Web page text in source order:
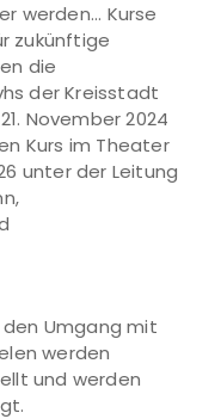
werden... Kurse
zukünftige
die
der Kreisstadt
November 2024
Kurs im Theater
unter der Leitung
den Umgang mit
werden
und werden